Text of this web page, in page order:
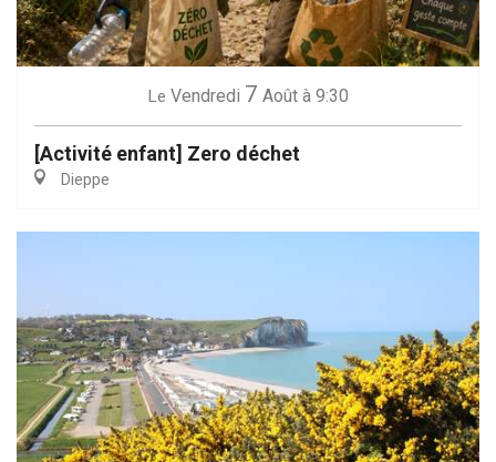
Le Vendredi 7 Août à 9:30
[Activité enfant] Zero déchet
Dieppe